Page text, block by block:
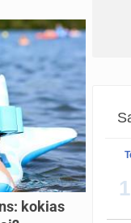
kokias
1